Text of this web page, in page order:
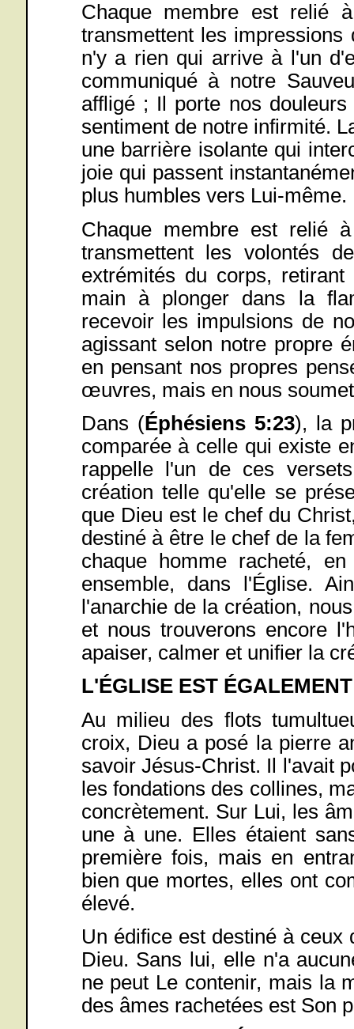
Chaque membre est relié
transmettent les
n'y a rien qui arrive à l'un
communiqué à notre
affligé ; Il porte nos
sentiment de notre infirmité.
une barrière isolante qui
joie qui passent
plus humbles vers Lui-même.
Chaque membre est relié
transmettent les volontés
extrémités du corps,
main à plonger dans la
recevoir les impulsions de
agissant selon notre propre
en pensant nos propres
œuvres, mais en nous
Dans (Éphésiens 5:23), la
comparée à celle qui existe
rappelle l'un de ces
création telle qu'elle se
que Dieu est le chef du
destiné à être le chef de la
chaque homme racheté,
ensemble, dans l'Église.
l'anarchie de la création,
et nous trouverons encore
apaiser, calmer et unifier la
L'ÉGLISE EST
Au milieu des flots
croix, Dieu a posé la pierre
savoir Jésus-Christ. Il l'avait
les fondations des collines,
concrètement. Sur Lui, les
une à une. Elles étaient
première fois, mais en
bien que mortes, elles ont
élevé.
Un édifice est destiné à ceux
Dieu. Sans lui, elle n'a
ne peut Le contenir, mais la
des âmes rachetées est Son